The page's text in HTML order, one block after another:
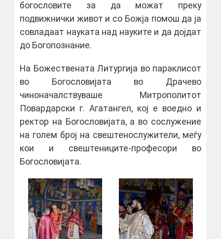
богословите за да можат преку
подвижнички живот и со Божја помош да ја
совладаат науката над науките и да дојдат
до Богопознание.
На Божествената Литургија во параклисот
во Богословијата во Драчево
чиноначалствуваше Митрополитот
Повардарски г. Агатангел, кој е воедно и
ректор на Богословијата, а во сослужение
на голем број на свештенослужители, меѓу
кои и свештениците-професори во
Богословијата.